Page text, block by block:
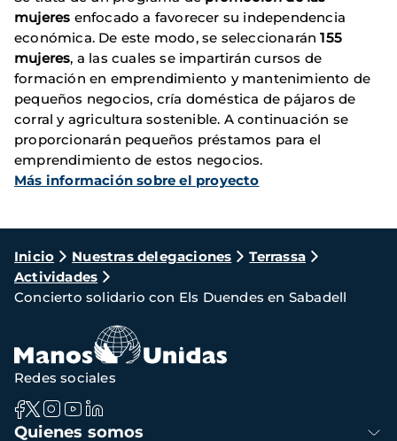
mujeres enfocado a favorecer su independencia
económica. De este modo, se seleccionarán155
mujeres, a las cuales se impartirán cursos de
formación en emprendimiento y mantenimiento de
pequeños negocios, cría doméstica de pájaros de
corral y agricultura sostenible. A continuación se
proporcionarán pequeños préstamos para el
emprendimiento de estos negocios.
Más información sobre el proyecto
Ruta
de
navegación
Inicio Nuestras delegaciones
Terrassa
Actividades
Concierto solidario con Els Duendes en Sabadell
Navegación
Quienes somos
Redes sociales